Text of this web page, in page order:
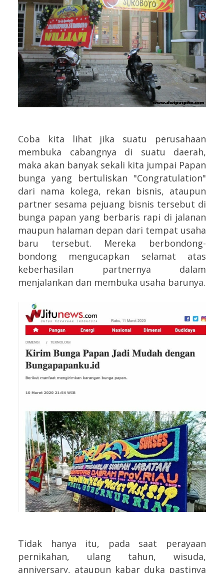
Coba kita lihat jika suatu perusahaan
membuka cabangnya di suatu daerah,
maka akan banyak sekali kita jumpai Papan
bunga yang bertuliskan "Congratulation"
dari nama kolega, rekan bisnis, ataupun
partner sesama pejuang bisnis tersebut di
bunga papan yang berbaris rapi di jalanan
maupun halaman depan dari tempat usaha
baru tersebut. Mereka berbondong-
bondong mengucapkan selamat atas
keberhasilan partnernya dalam
menjalankan dan membuka usaha barunya.
Tidak hanya itu, pada saat perayaan
pernikahan, ulang tahun, wisuda,
anniversary, ataupun kabar duka pastinya